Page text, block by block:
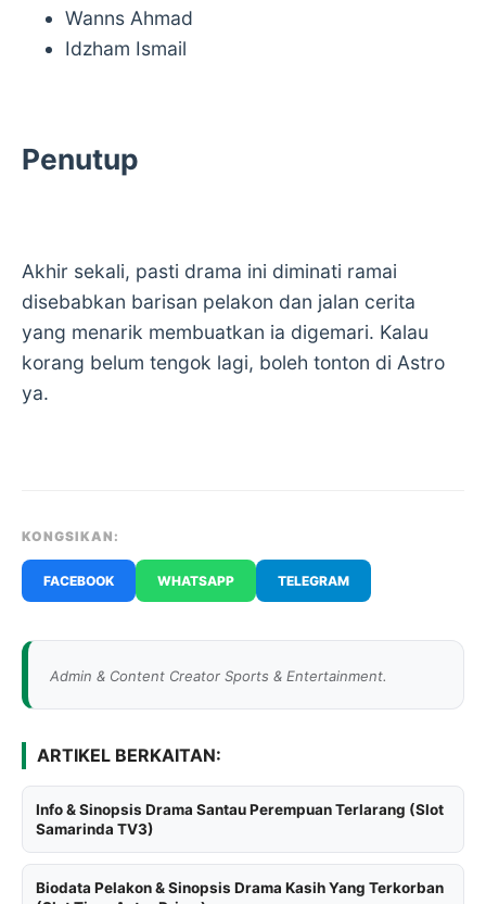
Wanns Ahmad
Idzham Ismail
Penutup
Akhir sekali, pasti drama ini diminati ramai
disebabkan barisan pelakon dan jalan cerita
yang menarik membuatkan ia digemari. Kalau
korang belum tengok lagi, boleh tonton di Astro
ya.
KONGSIKAN:
FACEBOOK WHATSAPP TELEGRAM
Admin & Content Creator Sports & Entertainment.
ARTIKEL BERKAITAN:
Info & Sinopsis Drama Santau Perempuan Terlarang (Slot
Samarinda TV3)
Biodata Pelakon & Sinopsis Drama Kasih Yang Terkorban